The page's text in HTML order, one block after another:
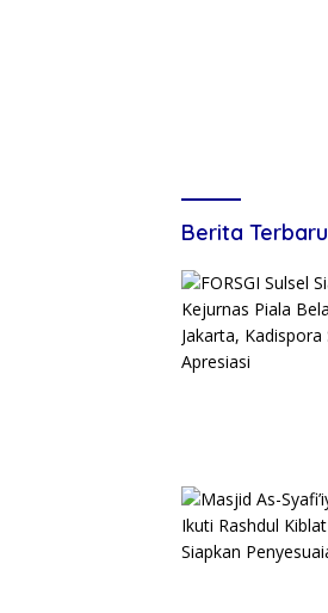
Lines
Berita Terbaru